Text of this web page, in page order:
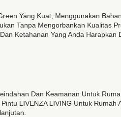
Yang Kuat, Menggunakan
Tanpa Mengorbankan Kualitas
Ketahanan Yang Anda Harapkan
Dan Keamanan Untuk
LIVENZA LIVING Untuk Rumah